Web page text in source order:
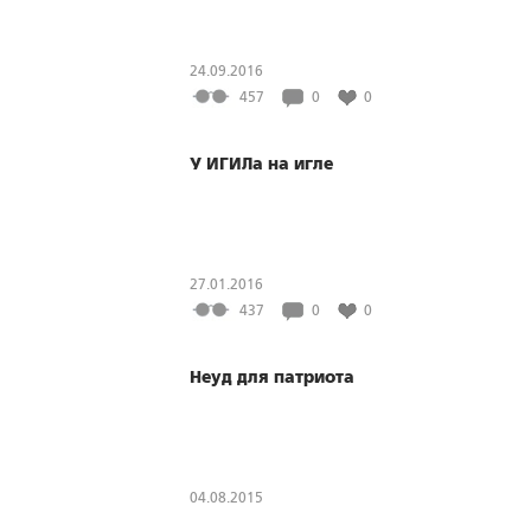
24.09.2016
457
0 0
У ИГИЛа на игле
27.01.2016
437
0 0
Неуд для патриота
04.08.2015